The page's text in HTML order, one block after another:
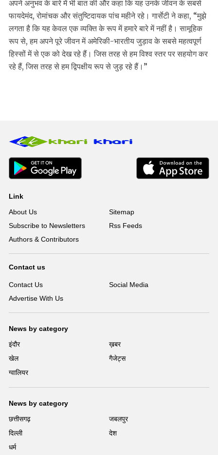
अपने अनुभव के बारे में भी बात की और कहा कि यह उनके जीवन के सबसे
फायदेमंद, रोमांचक और संतुष्टिदायक पांच महीने रहे। गार्सेटी ने कहा, “मुझे
लगता है कि यह केवल एक व्यक्ति के रूप में हमारे बारे में नहीं है। सामूहिक
रूप से, हम अपने पूरे जीवन में अमेरिकी-भारतीय जुड़ाव के सबसे महत्वपूर्ण
हिस्सों में से एक को देख रहे हैं। जिस तरह से हम विश्व स्तर पर सहयोग कर
रहे हैं, जिस तरह से हम द्विपक्षीय रूप से जुड़ रहे हैं।”
Link
About Us
Sitemap
Subscribe to Newsletters
Rss Feeds
Authors & Contributors
Contact us
Contact Us
Social Media
Advertise With Us
News by category
इंदौर
ख़बर
खेल
गैजेट्स
ग्वालियर
News by category
छत्तीसगढ़
जबलपुर
दिल्ली
देश
धर्म